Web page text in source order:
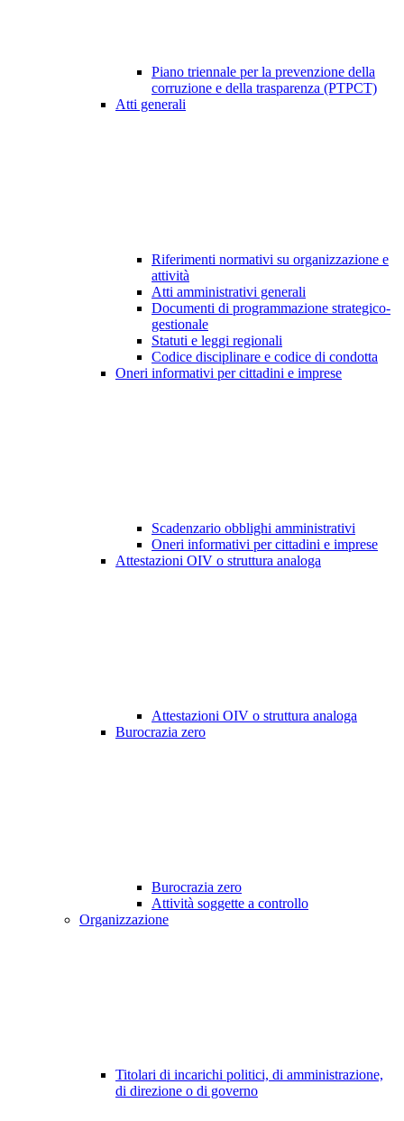
Piano triennale per la prevenzione della
corruzione e della trasparenza (PTPCT)
Atti generali
Riferimenti normativi su organizzazione e
attività
Atti amministrativi generali
Documenti di programmazione strategico-
gestionale
Statuti e leggi regionali
Codice disciplinare e codice di condotta
Oneri informativi per cittadini e imprese
Scadenzario obblighi amministrativi
Oneri informativi per cittadini e imprese
Attestazioni OIV o struttura analoga
Attestazioni OIV o struttura analoga
Burocrazia zero
Burocrazia zero
Attività soggette a controllo
Organizzazione
Titolari di incarichi politici, di amministrazione,
di direzione o di governo